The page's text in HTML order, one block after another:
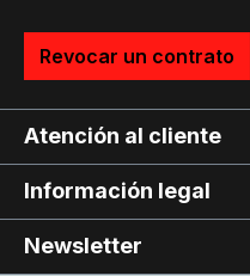
Revocar un contrato
Atención al cliente
Información legal
Newsletter